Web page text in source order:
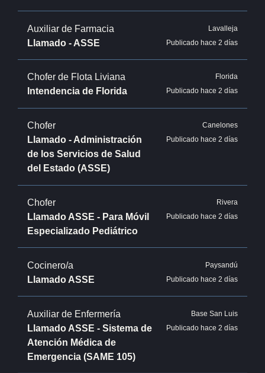
Auxiliar de Farmacia
Llamado - ASSE
Lavalleja
Publicado hace 2 días
Chofer de Flota Liviana
Intendencia de Florida
Florida
Publicado hace 2 días
Chofer
Llamado - Administración
de los Servicios de Salud
del Estado (ASSE)
Canelones
Publicado hace 2 días
Chofer
Llamado ASSE - Para Móvil
Especializado Pediátrico
Rivera
Publicado hace 2 días
Cocinero/a
Llamado ASSE
Paysandú
Publicado hace 2 días
Auxiliar de Enfermería
Llamado ASSE - Sistema de
Atención Médica de
Emergencia (SAME 105)
Base San Luis
Publicado hace 2 días